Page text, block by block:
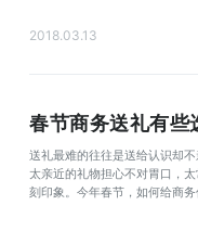
2018.03.13
春节商务送礼有些
送礼最难的往往是送给认识却
太亲近的礼物担心不对胃口，
刻印象。今年春节，如何给商